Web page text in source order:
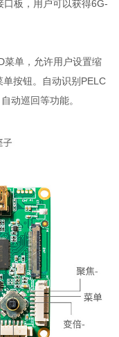
口板，用户可以获得6G-
菜单，允许用户设置缩
按钮。自动识别PELC
动巡回等功能。